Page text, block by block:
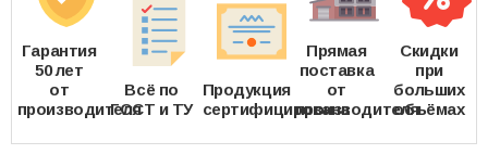
Гарантия
50 лет
от
производителя
Всё по
ГОСТ и ТУ
Продукция
сертифицирована
Прямая
поставка
от
производителя
Скидки
при
больших
объёмах